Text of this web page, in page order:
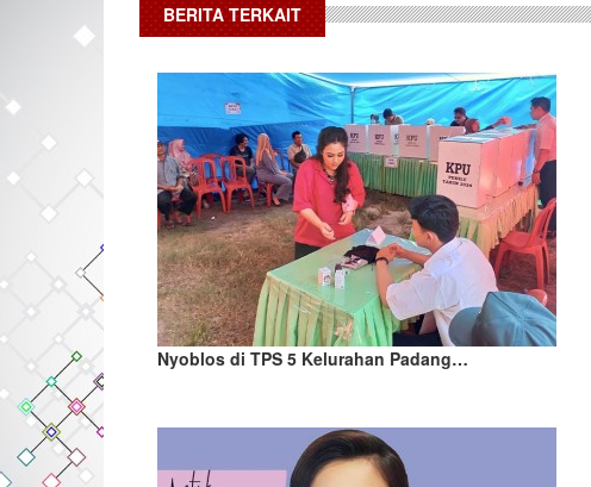
BERITA TERKAIT
Nyoblos di TPS 5 Kelurahan Padang…